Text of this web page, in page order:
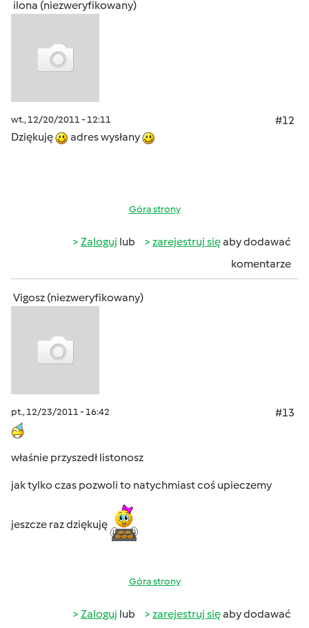
ilona (niezweryfikowany)
wt., 12/20/2011 - 12:11
#12
Dziękuję
adres wysłany
Góra strony
Zaloguj lub zarejestruj sięaby dodawać
komentarze
Vigosz (niezweryfikowany)
pt., 12/23/2011 - 16:42 #13
właśnie przyszedł listonosz
jak tylko czas pozwoli to natychmiast coś upieczemy
jeszcze raz dziękuję
Góra strony
Zaloguj lub zarejestruj sięaby dodawać